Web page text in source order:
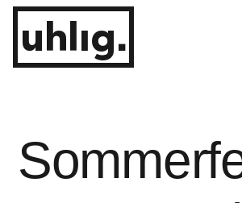
Zum
Inhalt
springenuhlig.